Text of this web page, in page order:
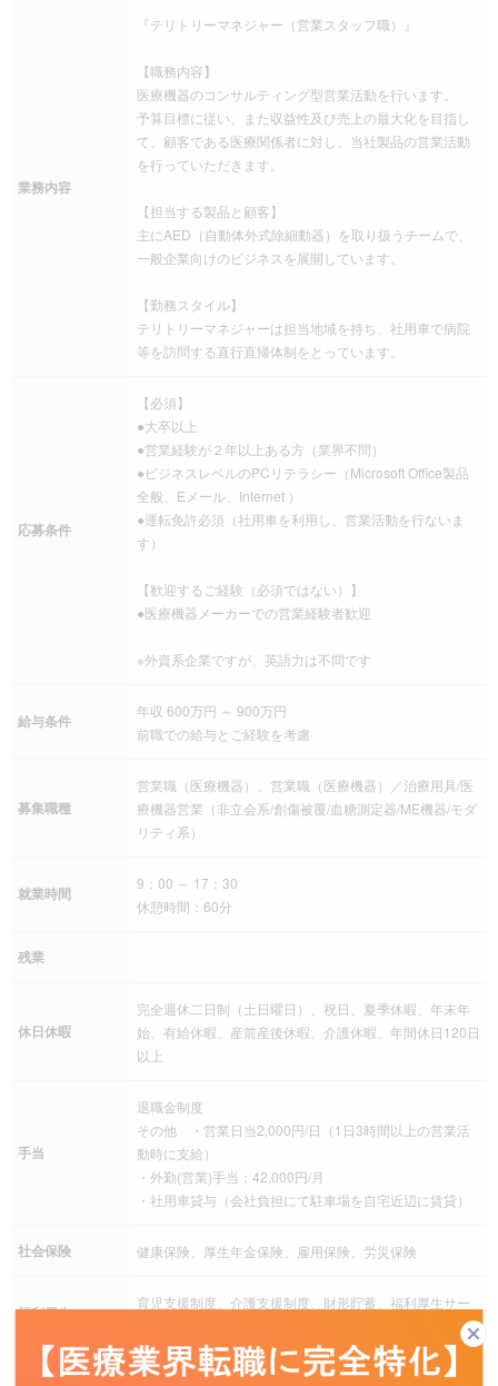
業務内容
『テリトリーマネジャー（営業スタッフ職）』
【職務内容】
医療機器のコンサルティング型営業活動を行います。
予算目標に従い、また収益性及び売上の最大化を目指し
て、顧客である医療関係者に対し、当社製品の営業活動
を行っていただきます。
【担当する製品と顧客】
主にAED（自動体外式除細動器）を取り扱うチームで、
一般企業向けのビジネスを展開しています。
【勤務スタイル】
テリトリーマネジャーは担当地域を持ち、社用車で病院
等を訪問する直行直帰体制をとっています。
応募条件
【必須】
●大卒以上
●営業経験が２年以上ある方（業界不問）
●ビジネスレベルのPCリテラシー（Microsoft Office製品
全般、Eメール、Internet ）
●運転免許必須（社用車を利用し、営業活動を行ないま
す）
【歓迎するご経験（必須ではない）】
●医療機器メーカーでの営業経験者歓迎
※外資系企業ですが、英語力は不問です
給与条件
年収 600万円 ～ 900万円
前職での給与とご経験を考慮
募集職種
営業職（医療機器）、営業職（医療機器）／治療用具/医
療機器営業（非立会系/創傷被覆/血糖測定器/ME機器/モダ
リティ系）
就業時間
9：00 ～ 17：30
休憩時間：60分
残業
休日休暇
完全週休二日制（土日曜日）、祝日、夏季休暇、年末年
始、有給休暇、産前産後休暇、介護休暇、年間休日120日
以上
手当
退職金制度
その他 ・営業日当2,000円/日（1日3時間以上の営業活
動時に支給）
・外勤(営業)手当：42,000円/月
・社用車貸与（会社負担にて駐車場を自宅近辺に賃貸）
社会保険 健康保険、厚生年金保険、雇用保険、労災保険
福利厚生
育児支援制度、介護支援制度、財形貯蓄、福利厚生サー
【担当エリア】東京都